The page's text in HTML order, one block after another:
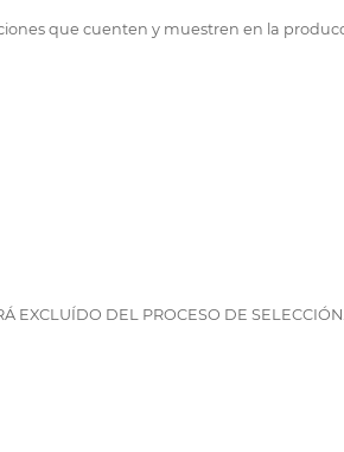
que cuenten y muestren en la
EXCLUÍDO DEL PROCESO DE SELECCIÓN.